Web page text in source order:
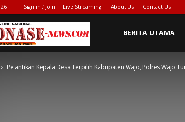
Sign in / Join Live Streaming About Us Contact Us
SPIONASE-
NEWS[DOT]COM
BERITA UTAMA
Pelantikan Kepala Desa Terpilih Kabupaten Wajo, Polres Wajo